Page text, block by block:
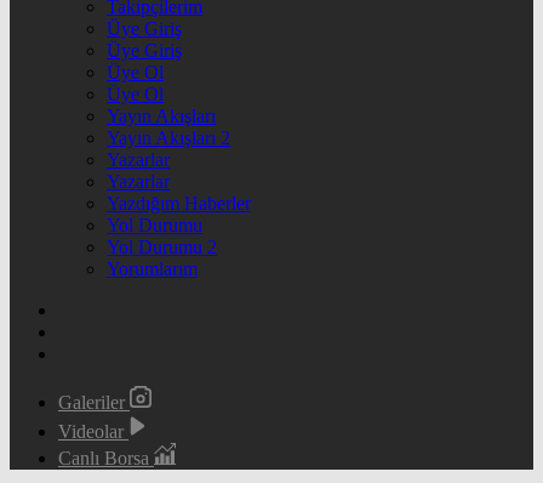
Takipçilerim
Üye Giriş
Üye Giriş
Üye Ol
Üye Ol
Yayın Akışları
Yayın Akışları 2
Yazarlar
Yazarlar
Yazdığım Haberler
Yol Durumu
Yol Durumu 2
Yorumlarım
Galeriler
Videolar
Canlı Borsa